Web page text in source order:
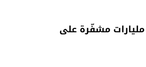
مشفّرة على